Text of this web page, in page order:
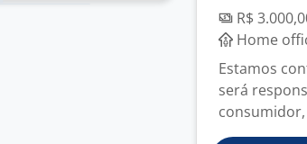
R$
Home
Estamos
será